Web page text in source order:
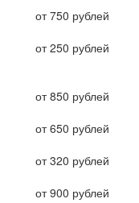
от 750 рублей
от 250 рублей
от 850 рублей
от 650 рублей
от 320 рублей
от 900 рублей